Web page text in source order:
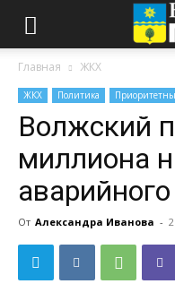
Главная ЖКХ
ЖКХ Политика
Волжский
миллиона
От Александра Иванова -